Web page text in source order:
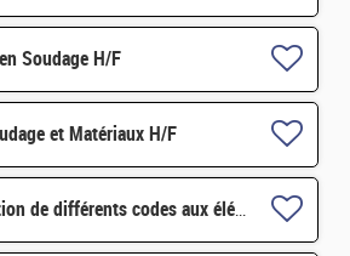
Soudage H/F
et Matériaux H/F
STAGE - Investigation de différents codes aux éléments finis sur GPU pour la mécanique du solide et exte